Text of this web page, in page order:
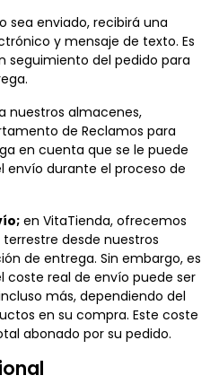
sea enviado, recibirá una
y mensaje de texto. Es
seguimiento del pedido para
nuestros almacenes,
de Reclamos para
en cuenta que se le puede
envío durante el proceso de
en VitaTienda, ofrecemos
desde nuestros
de entrega. Sin embargo, es
real de envío puede ser
más, dependiendo del
en su compra. Este coste
abonado por su pedido.